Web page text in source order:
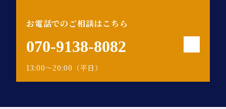
お電話でのご相談はこちら
070-9138-8082
13:00～20:00（平日）